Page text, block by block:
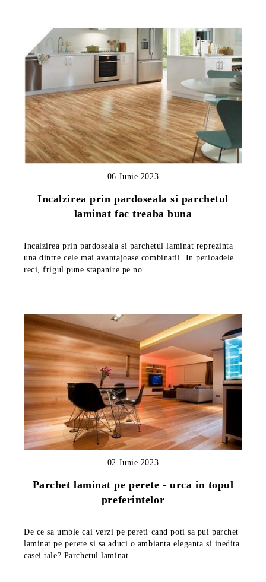
Incalzirea prin pardoseala si parchetul
laminat fac treaba buna
06 Iunie 2023
Incalzirea prin pardoseala si parchetul laminat reprezinta
una dintre cele mai avantajoase combinatii. In perioadele
reci, frigul pune stapanire pe no...
Parchet laminat pe perete - urca in topul
preferintelor
02 Iunie 2023
De ce sa umble cai verzi pe pereti cand poti sa pui parchet
laminat pe perete si sa aduci o ambianta eleganta si inedita
casei tale? Parchetul laminat...